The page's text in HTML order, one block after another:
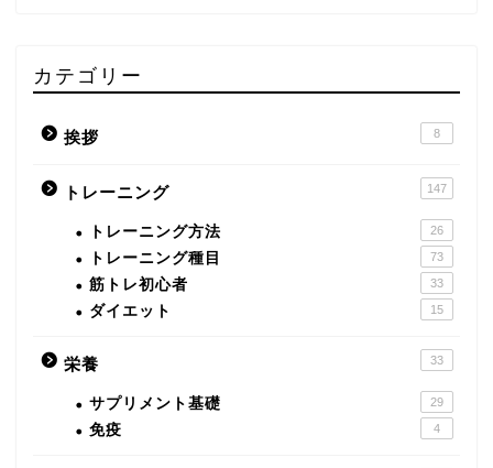
カテゴリー
挨拶 8
トレーニング 147
トレーニング方法 26
トレーニング種目 73
筋トレ初心者 33
ダイエット 15
栄養 33
サプリメント基礎 29
免疫 4